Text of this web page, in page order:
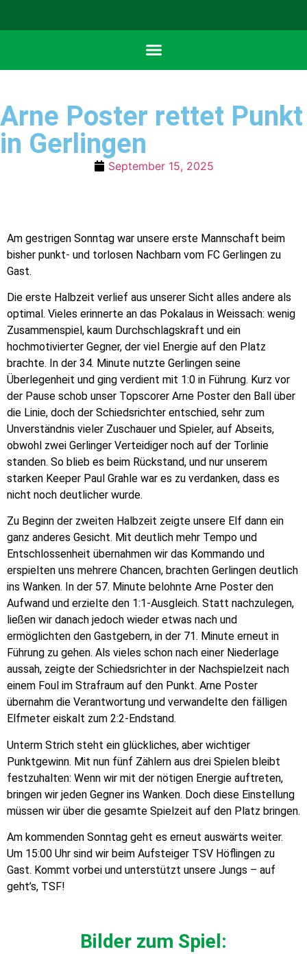
Arne Poster rettet Punkt
in Gerlingen
September 15, 2025
Am gestrigen Sonntag war unsere erste Mannschaft beim
bisher punkt- und torlosen Nachbarn vom FC Gerlingen zu
Gast.
Die erste Halbzeit verlief aus unserer Sicht alles andere als
optimal. Vieles erinnerte an das Pokalaus in Weissach: wenig
Zusammenspiel, kaum Durchschlagskraft und ein
hochmotivierter Gegner, der viel Energie auf den Platz
brachte. In der 34. Minute nutzte Gerlingen seine
Überlegenheit und ging verdient mit 1:0 in Führung. Kurz vor
der Pause schob unser Topscorer Arne Poster den Ball über
die Linie, doch der Schiedsrichter entschied, sehr zum
Unverständnis vieler Zuschauer und Spieler, auf Abseits,
obwohl zwei Gerlinger Verteidiger noch auf der Torlinie
standen. So blieb es beim Rückstand, und nur unserem
starken Keeper Paul Grahle war es zu verdanken, dass es
nicht noch deutlicher wurde.
Zu Beginn der zweiten Halbzeit zeigte unsere Elf dann ein
ganz anderes Gesicht. Mit deutlich mehr Tempo und
Entschlossenheit übernahmen wir das Kommando und
erspielten uns mehrere Chancen, brachten Gerlingen deutlich
ins Wanken. In der 57. Minute belohnte Arne Poster den
Aufwand und erzielte den 1:1-Ausgleich. Statt nachzulegen,
ließen wir danach jedoch wieder etwas nach und
ermöglichten den Gastgebern, in der 71. Minute erneut in
Führung zu gehen. Als vieles schon nach einer Niederlage
aussah, zeigte der Schiedsrichter in der Nachspielzeit nach
einem Foul im Strafraum auf den Punkt. Arne Poster
übernahm die Verantwortung und verwandelte den fälligen
Elfmeter eiskalt zum 2:2-Endstand.
Unterm Strich steht ein glückliches, aber wichtiger
Punktgewinn. Mit nun fünf Zählern aus drei Spielen bleibt
festzuhalten: Wenn wir mit der nötigen Energie auftreten,
bringen wir jeden Gegner ins Wanken. Doch diese Einstellung
müssen wir über die gesamte Spielzeit auf den Platz bringen.
Am kommenden Sonntag geht es erneut auswärts weiter.
Um 15:00 Uhr sind wir beim Aufsteiger TSV Höflingen zu
Gast. Kommt vorbei und unterstützt unsere Jungs – auf
geht’s, TSF!
Bilder zum Spiel: